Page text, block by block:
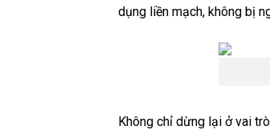
dụng liền mạch, không bị
Không chỉ dừng lại ở vai